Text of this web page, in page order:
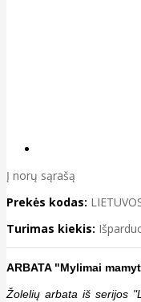
Į norų sąrašą
Prekės kodas:
Turimas kiekis:
ARBATA "Mylimai
Žolelių arbata iš serijos